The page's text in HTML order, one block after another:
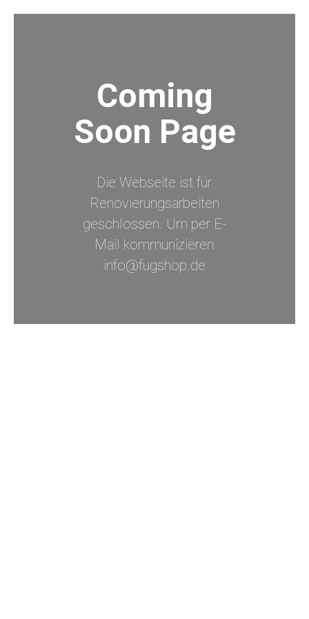
Coming
Soon Page
Die Webseite ist für
Renovierungsarbeiten
geschlossen. Um per E-
Mail kommunizieren
info@fugshop.de